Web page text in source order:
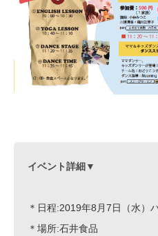
イベント詳細▼
＊日程:2019年8月7日（水）
＊場所:石井食品